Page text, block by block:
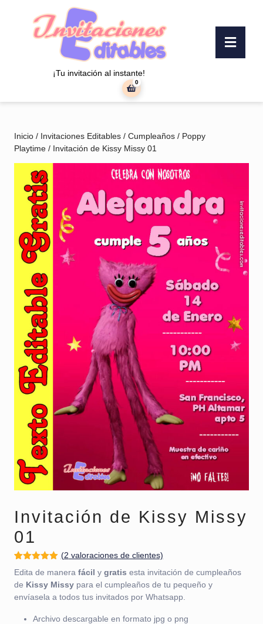
contenido
¡Tu invitación al instante!
carrito
0
Inicio / Invitaciones Editables / Cumpleaños / Poppy
Playtime / Invitación de Kissy Missy 01
Invitación de Kissy Missy
01
Valorado
con5.00 de
5 en base
2
valoracione
clientes
(2 valoraciones de clientes)
Edita de manera fácil y gratis esta invitación de cumpleaños
de Kissy Missy para el cumpleaños de tu pequeño y
envíasela a todos tus invitados por Whatsapp.
Archivo descargable en formato jpg o png